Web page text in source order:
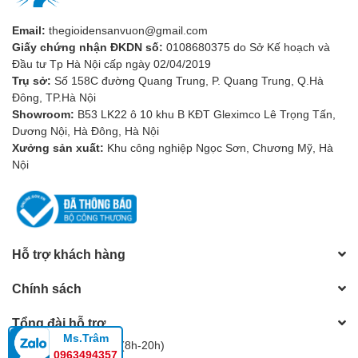
được tư vấn. Chúc bạn sớm sở hữu một không gian sân vườn
thật lung linh, đẹp mắt với đèn cắm cỏ nhé!
Email: thegioidensanvuon@gmail.com
Giấy chứng nhận ĐKDN số: 0108680375 do Sở Kế hoạch và
Đầu tư Tp Hà Nội cấp ngày 02/04/2019
Trụ sở: Số 158C đường Quang Trung, P. Quang Trung, Q.Hà
Đông, TP.Hà Nội
Showroom: B53 LK22 ô 10 khu B KĐT Gleximco Lê Trọng Tấn,
Dương Nội, Hà Đông, Hà Nội
Xưởng sản xuất: Khu công nghiệp Ngọc Sơn, Chương Mỹ, Hà
Nội
Hỗ trợ khách hàng
Chính sách
Tổng đài hỗ trợ
Hotline: 0983805604 (8h-20h)
Ms.Trâm
0963494357